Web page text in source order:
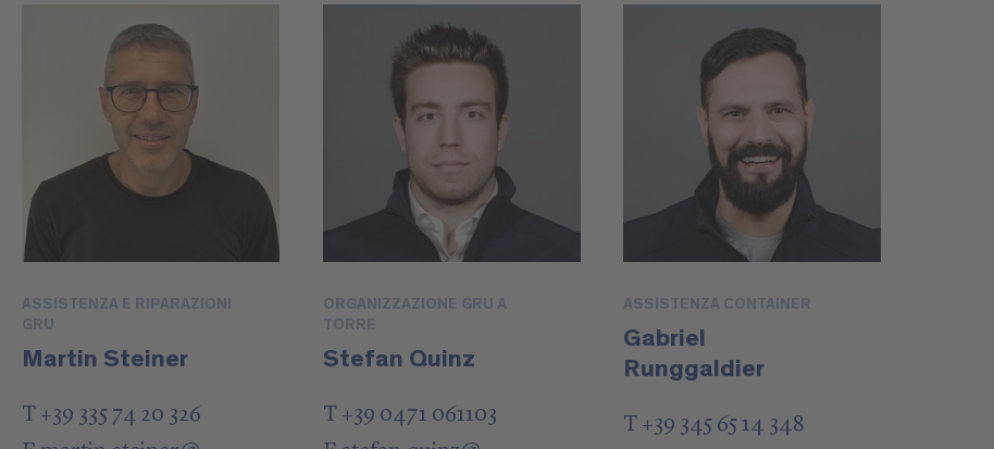
ASSISTENZA E RIPARAZIONI
GRU
Martin Steiner
T +39 335 74 20 326
ORGANIZZAZIONE GRU A
TORRE
Stefan Quinz
T +39 0471 061103
ASSISTENZA CONTAINER
Gabriel
Runggaldier
T +39 345 65 14 348